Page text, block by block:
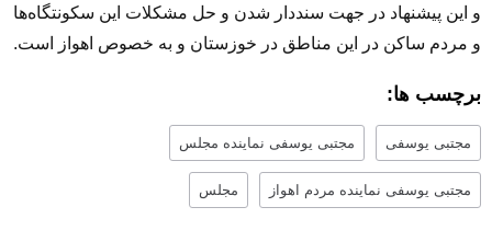
و این پیشنهاد در جهت سنددار شدن و حل مشکلات این سکونتگاه‌ها
و مردم ساکن در این مناطق در خوزستان و به خصوص اهواز است.
برچسب ها:
مجتبی یوسفی مجتبی یوسفی نماینده مجلس
مجتبی یوسفی نماینده مردم اهواز مجلس